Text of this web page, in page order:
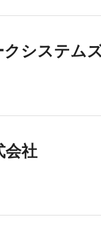
システム
会社